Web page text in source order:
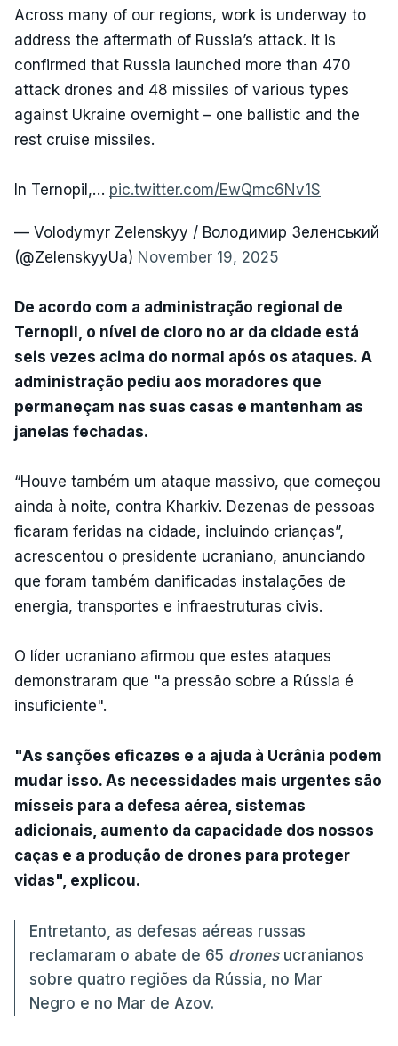
Across many of our regions, work is underway to
address the aftermath of Russia’s attack. It is
confirmed that Russia launched more than 470
attack drones and 48 missiles of various types
against Ukraine overnight – one ballistic and the
rest cruise missiles.
In Ternopil,… pic.twitter.com/EwQmc6Nv1S
— Volodymyr Zelenskyy / Володимир Зеленський
(@ZelenskyyUa) November 19, 2025
De acordo com a administração regional de
Ternopil, o nível de cloro no ar da cidade está
seis vezes acima do normal após os ataques. A
administração pediu aos moradores que
permaneçam nas suas casas e mantenham as
janelas fechadas.
“Houve também um ataque massivo, que começou
ainda à noite, contra Kharkiv. Dezenas de pessoas
ficaram feridas na cidade, incluindo crianças”,
acrescentou o presidente ucraniano, anunciando
que foram também danificadas instalações de
energia, transportes e infraestruturas civis.
O líder ucraniano afirmou que estes ataques
demonstraram que "a pressão sobre a Rússia é
insuficiente".
"As sanções eficazes e a ajuda à Ucrânia podem
mudar isso. As necessidades mais urgentes são
mísseis para a defesa aérea, sistemas
adicionais, aumento da capacidade dos nossos
caças e a produção de drones para proteger
vidas", explicou.
Entretanto, as defesas aéreas russas
reclamaram o abate de 65 dronesucranianos
sobre quatro regiões da Rússia, no Mar
Negro e no Mar de Azov.